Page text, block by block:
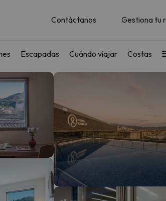
Contáctanos Gestiona tu
Escapadas Cuándo viajar Costas